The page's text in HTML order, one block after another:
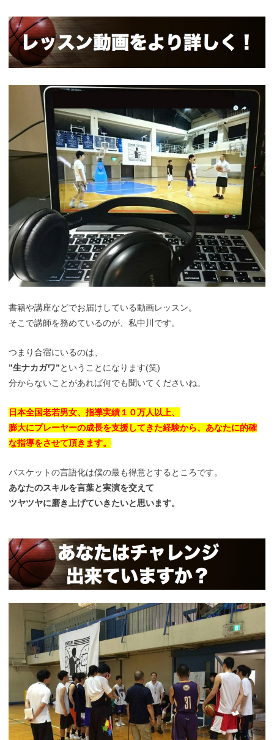
書籍や講座などでお届けしている動画レッスン。
そこで講師を務めているのが、私中川です。
つまり合宿にいるのは、
”生ナカガワ”ということになります(笑)
分からないことがあれば何でも聞いてくださいね。
日本全国老若男女、指導実績１０万人以上、
膨大にプレーヤーの成長を支援してきた経験から、 あなたに的確
な指導をさせて頂きます。
バスケットの言語化は僕の最も得意とするところです。
あなたのスキルを言葉と実演を交えて
ツヤツヤに磨き上げていきたいと思います。